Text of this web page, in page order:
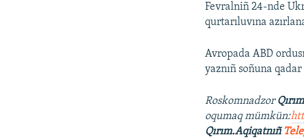
Fevralniñ 24-nde
qurtarıluvına
Avropada ABD
yaznıñ soñuna
Roskomnadzor
oqumaq mümkün:
Qırım.Aqiqatnıñ